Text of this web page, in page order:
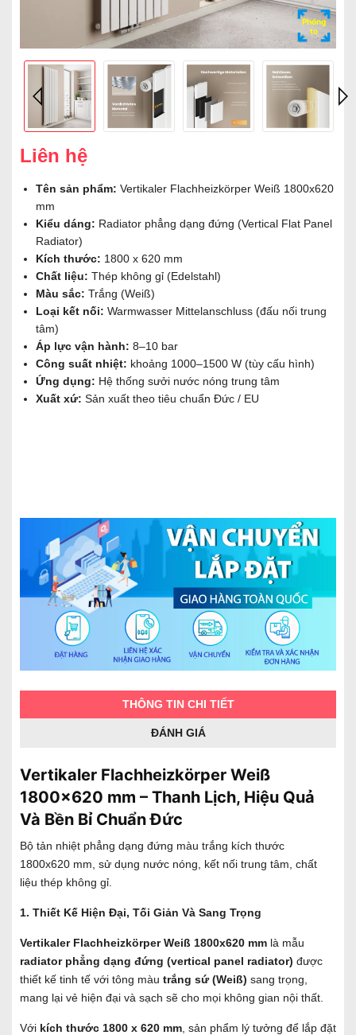
Phóng
to
Liên hệ
Tên sản phẩm: Vertikaler Flachheizkörper Weiß 1800x620
mm
Kiểu dáng: Radiator phẳng dạng đứng (Vertical Flat Panel
Radiator)
Kích thước: 1800 x 620 mm
Chất liệu: Thép không gỉ (Edelstahl)
Màu sắc: Trắng (Weiß)
Loại kết nối: Warmwasser Mittelanschluss (đấu nối trung
tâm)
Áp lực vận hành: 8–10 bar
Công suất nhiệt: khoảng 1000–1500 W (tùy cấu hình)
Ứng dụng: Hệ thống sưởi nước nóng trung tâm
Xuất xứ: Sản xuất theo tiêu chuẩn Đức / EU
THÔNG TIN CHI TIẾT
ĐÁNH GIÁ
Vertikaler Flachheizkörper Weiß
1800x620 mm – Thanh Lịch, Hiệu Quả
Và Bền Bỉ Chuẩn Đức
Bộ tản nhiệt phẳng dạng đứng màu trắng kích thước
1800x620 mm, sử dụng nước nóng, kết nối trung tâm, chất
liệu thép không gỉ.
1. Thiết Kế Hiện Đại, Tối Giản Và Sang Trọng
Vertikaler Flachheizkörper Weiß 1800x620 mm là mẫu
radiator phẳng dạng đứng (vertical panel radiator) được
thiết kế tinh tế với tông màu trắng sứ (Weiß) sang trọng,
mang lại vẻ hiện đại và sạch sẽ cho mọi không gian nội thất.
Với kích thước 1800 x 620 mm , sản phẩm lý tưởng để lắp đặt